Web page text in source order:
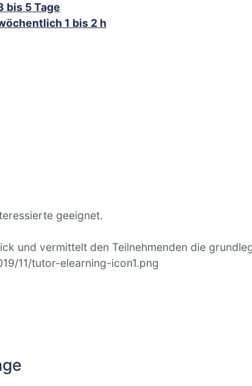
bis 5 Tage
1 bis 2 h
geeignet.
und vermittelt den Teilnehmenden die
11/tutor-elearning-icon1.png